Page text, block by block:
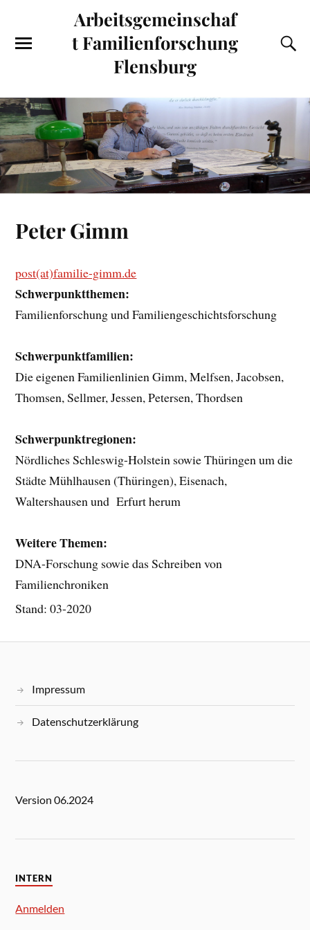
Arbeitsgemeinschaf
t Familienforschung
Flensburg
Peter Gimm
post(at)familie-gimm.de
Schwerpunktthemen:
Familienforschung und Familiengeschichtsforschung
Schwerpunktfamilien:
Die eigenen Familienlinien Gimm, Melfsen, Jacobsen,
Thomsen, Sellmer, Jessen, Petersen, Thordsen
Schwerpunktregionen:
Nördliches Schleswig-Holstein sowie Thüringen um die
Städte Mühlhausen (Thüringen), Eisenach,
Waltershausen und Erfurt herum
Weitere Themen:
DNA-Forschung sowie das Schreiben von
Familienchroniken
Stand: 03-2020
Impressum
Datenschutzerklärung
Version 06.2024
INTERN
Anmelden